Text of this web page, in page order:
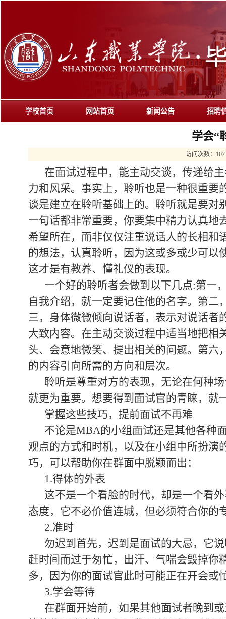
学校首页 网站首页 新闻公告 招聘
学会“
访问次数： 107
在面试过程中，能主动交谈，传递给
力和风采。事实上，聆听也是一种很重要
谈是建立在聆听基础上的。聆听就是要对
一句话都非常重要，你要集中精力认真地
希望所在，而非仅仅注重说话人的长相和
的想法，认真聆听，因为这或多或少可以
这才是有教养、懂礼仪的表现。
一个好的聆听者会做到以下几点:第一
自我介绍，就一定要记住他的名字。第
三，身体微微倾向说话者，表示对说话者
大致内容。在主动交谈过程中适当地把相
头、会意地微笑、提出相关的问题。第六
的内容引向所需的方向和层次。
聆听是尊重对方的表现，无论在何种
就更为重要。想要得到面试官的青睐，就
掌握这些技巧，提前面试不再难
不论是MBA的小组面试还是其他各种
观点的方式和时机，以及在小组中所扮演
巧，可以帮助你在群面中脱颖而出：
1.得体的外表
这不是一个看脸的时代，却是一个看
态度，它不必价值连城，但必须符合你的
2.准时
勿迟到首先，迟到是面试的大忌，它
赶时间而过于匆忙，出汗、气喘会毁掉你
多，因为你的面试官此时可能正在开会或
3.学会等待
在群面开始前，如果其他面试者晚到